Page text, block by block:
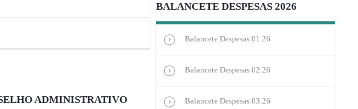
ADMINISTRATIVO
BALANCETE DESPESAS 2026
Balancete Despesas 01.26
Balancete Despesas 02.26
Balancete Despesas 03.26